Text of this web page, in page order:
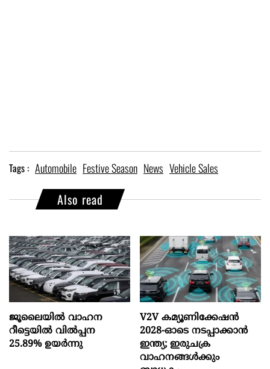
Tags : Automobile Festive Season News Vehicle Sales
Also read
ജൂലൈയിൽ വാഹന
റീട്ടെയിൽ വിൽപ്പന
25.89% ഉയർന്നു
V2V കമ്യൂണിക്കേഷൻ
2028-ഓടെ നടപ്പാക്കാൻ
ഇന്ത്യ; ഇരുചക്ര
വാഹനങ്ങൾക്കും